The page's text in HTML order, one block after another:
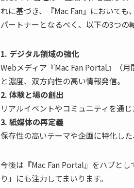
れに基づき、『Mac Fan』において
パートナーとなるべく、以下の3つの
1. デジタル領域の強化
Webメディア『Mac Fan Portal』（
と濃度、双方向性の高い情報発信。
2. 体験と場の創出
リアルイベントやコミュニティを通
3. 紙媒体の再定義
保存性の高いテーマや企画に特化し
今後は『Mac Fan Portal』をハブと
り」にも注力してまいります。